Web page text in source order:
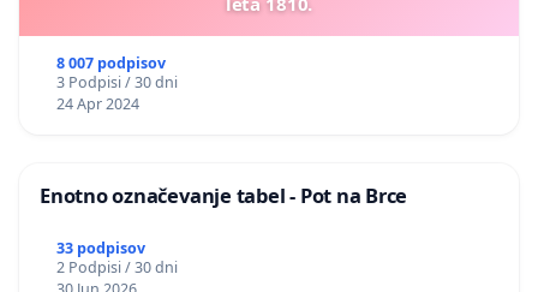
8 007 podpisov
3 Podpisi / 30 dni
24 Apr 2024
Enotno označevanje tabel - Pot na Brce
33 podpisov
2 Podpisi / 30 dni